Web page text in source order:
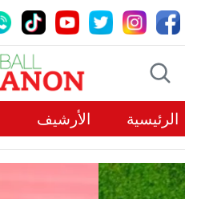
الرئيسية الأرشيف